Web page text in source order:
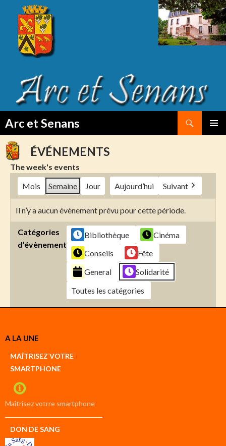
Arc et Senans
TO
CONTENTÉVÉNEMENTS
The week's events
Mois
Semaine Jour Aujourd’hui Suivant
Il n’y a aucun évènement prévu pour cette période.
Catégories
d’évènement
Bibliothèque
Cinéma
Conseils
Fête
General
Solidarité
Toutes les catégories
Créer
compte
compte
A LA UNE
MAÎTRISEZ VOTRE
SMARTPHONE
Maîtrisez votrre smartphone
DON DE SANG